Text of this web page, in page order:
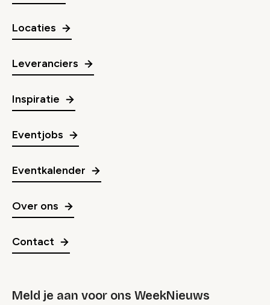
Locaties
Leveranciers
Inspiratie
Eventjobs
Eventkalender
Over ons
Contact
Meld je aan voor ons WeekNieuws